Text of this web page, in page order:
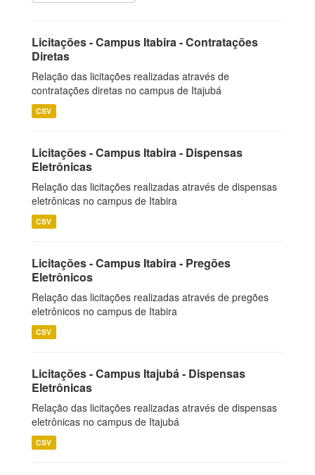
Licitações - Campus Itabira - Contratações
Diretas
Relação das licitações realizadas através de
contratações diretas no campus de Itajubá
CSV
Licitações - Campus Itabira - Dispensas
Eletrônicas
Relação das licitações realizadas através de dispensas
eletrônicas no campus de Itabira
CSV
Licitações - Campus Itabira - Pregões
Eletrônicos
Relação das licitações realizadas através de pregões
eletrônicos no campus de Itabira
CSV
Licitações - Campus Itajubá - Dispensas
Eletrônicas
Relação das licitações realizadas através de dispensas
eletrônicas no campus de Itajubá
CSV